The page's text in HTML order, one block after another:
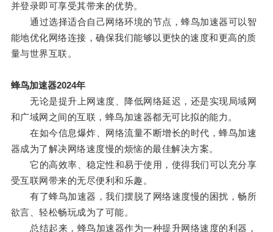
并登录即可享受其带来的优势。
通过选择适合自己网络环境的节点，蜂鸟加速器可以智
能地优化网络连接，确保我们能够以更快的速度和更高的质
量与世界互联。
蜂鸟加速器2024年
无论是提升上网速度、降低网络延迟，还是实现局域网
和广域网之间的互联，蜂鸟加速器都无可比拟的能力。
在如今信息爆炸、网络流量不断增长的时代，蜂鸟加速
器成为了解决网络速度慢的烦恼的最佳解决方案。
它的高效率、稳定性和易于使用，使得我们可以充分享
受互联网带来的无尽便利和乐趣。
有了蜂鸟加速器，我们摆脱了网络速度慢的困扰，畅所
欲言、轻松畅玩成为了可能。
总结起来，蜂鸟加速器作为一种提升网络速度的利器，